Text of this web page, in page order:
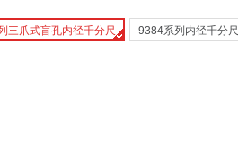
三爪式盲孔内径千分尺 9384系列内径千分尺